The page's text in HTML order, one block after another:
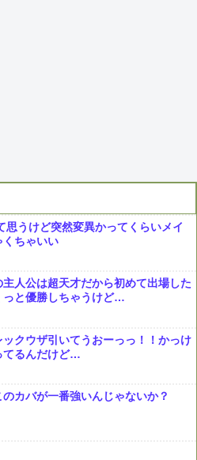
思うけど突然変異かってくらいメイ
くちゃいい
人公は超天才だから初めて出場した
っと優勝しちゃうけど…
ックウザ引いてうおーっっ！！かっけ
てるんだけど…
のカバが一番強いんじゃないか？